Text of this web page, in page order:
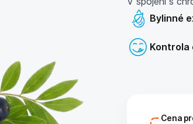
Bylinné
Kontrola
Cena